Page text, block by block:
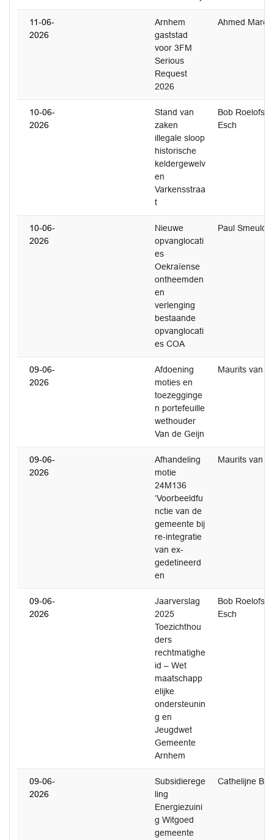
11-06-
2026
Arnhem
gaststad
voor 3FM
Serious
Request
2026
Ahmed
10-06-
2026
Stand van
zaken
illegale sloop
historische
keldergewelv
en
Varkensstraa
t
Bob Roelofs
Esch
10-06-
2026
Nieuwe
opvanglocati
es
Oekraïense
ontheemden
en
verlenging
bestaande
opvanglocati
es COA
Paul
09-06-
2026
Afdoening
moties en
toezegginge
n portefeuille
wethouder
Van de Geijn
Maurits van
09-06-
2026
Afhandeling
motie
24M136
‘Voorbeeldfu
nctie van de
gemeente bij
re-integratie
van ex-
gedetineerd
en
Maurits van
09-06-
2026
Jaarverslag
2025
Toezichthou
ders
rechtmatighe
id – Wet
maatschapp
elijke
ondersteunin
g en
Jeugdwet
Gemeente
Arnhem
Bob Roelofs
Esch
09-06-
2026
Subsidierege
ling
Energiezuini
g Witgoed
gemeente
Cathelijne